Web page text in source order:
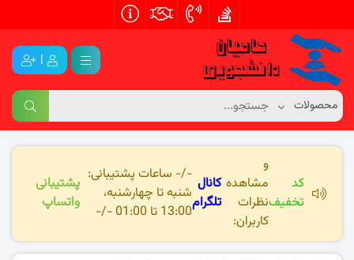
|
کد
تخفیف
و
مشاهده
نظرات
کاربران:
کانال
تلگرام
-/- ساعات پشتیبانی:
شنبه تا چهارشنبه،
13:00 تا 01:00 -/-
پشتیبانی
واتساپ